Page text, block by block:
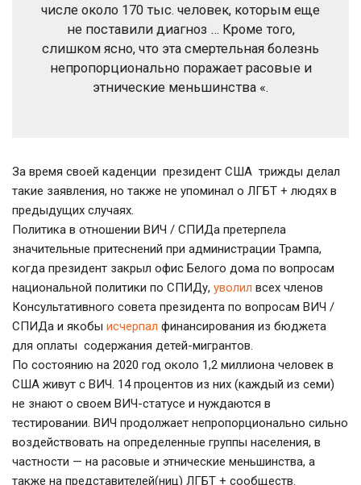
числе около 170 тыс. человек, которым еще
не поставили диагноз … Кроме того,
слишком ясно, что эта смертельная болезнь
непропорционально поражает расовые и
этнические меньшинства «.
За время своей каденции президент США трижды делал
такие заявления, но также не упоминал о ЛГБТ + людях в
предыдущих случаях.
Политика в отношении ВИЧ / СПИДа претерпела
значительные притеснений при администрации Трампа,
когда президент закрыл офис Белого дома по вопросам
национальной политики по СПИДу, уволил всех членов
Консультативного совета президента по вопросам ВИЧ /
СПИДа и якобы исчерпал финансирования из бюджета
для оплаты содержания детей-мигрантов.
По состоянию на 2020 год около 1,2 миллиона человек в
США живут с ВИЧ. 14 процентов из них (каждый из семи)
не знают о своем ВИЧ-статусе и нуждаются в
тестировании. ВИЧ продолжает непропорционально сильно
воздействовать на определенные группы населения, в
частности — на расовые и этнические меньшинства, а
также на представителей(ниц) ЛГБТ + сообществ.